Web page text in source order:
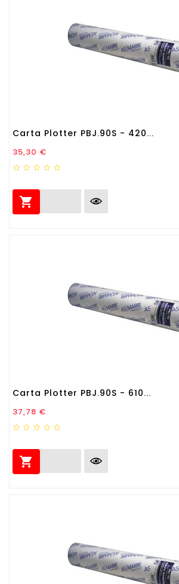
Carta Plotter PBJ.90S - 420...
Prezzo
35,30 €

Carta Plotter PBJ.90S - 610...
Prezzo
37,78 €
